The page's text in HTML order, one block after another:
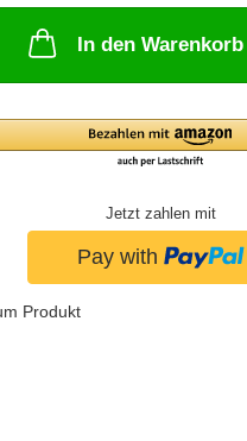
In den Warenkorb
Jetzt zahlen mit
Produkt